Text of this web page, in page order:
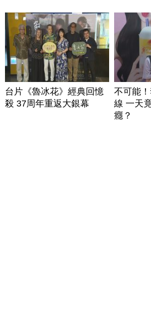
台片《魯冰花》經典回憶
殺 37周年重返大銀幕
不可能
線 一天
癮？